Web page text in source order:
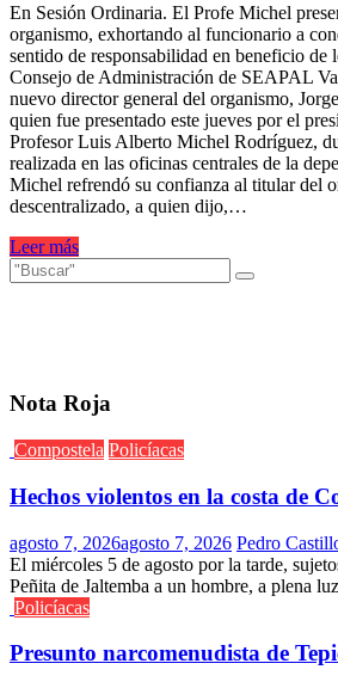
En Sesión Ordinaria. El Profe Michel
organismo, exhortando al funcionario a
sentido de responsabilidad en beneficio de
Consejo de Administración de SEAPAL
nuevo director general del organismo,
quien fue presentado este jueves por el
Profesor Luis Alberto Michel Rodríguez,
realizada en las oficinas centrales de la
Michel refrendó su confianza al titular del
descentralizado, a quien dijo,…
Leer más
Nota Roja
Compostela Policíacas
Hechos violentos en la costa de
agosto 7, 2026agosto 7, 2026 Pedro
El miércoles 5 de agosto por la tarde,
Peñita de Jaltemba a un hombre, a plena
Policíacas
Presunto narcomenudista de